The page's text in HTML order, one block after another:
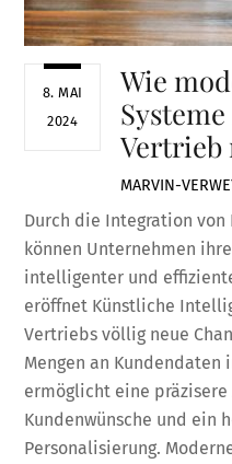
8. MAI
2024
Wie
Vertrieb
MARVIN-
Durch die Integration von
können Unternehmen
intelligenter und
eröffnet Künstliche
Vertriebs völlig neue
Mengen an Kundendaten
ermöglicht eine präzisere
Kundenwünsche und ein
Personalisierung.